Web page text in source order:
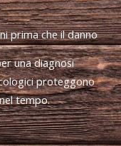
prima che il danno
una diagnosi
proteggono
tempo.